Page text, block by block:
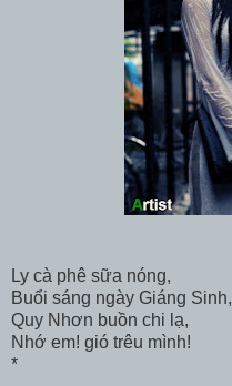
Ly cà phê sữa nóng,
Buổi sáng ngày Giáng Sinh,
Quy Nhơn buồn chi lạ,
Nhớ em! gió trêu mình!
*